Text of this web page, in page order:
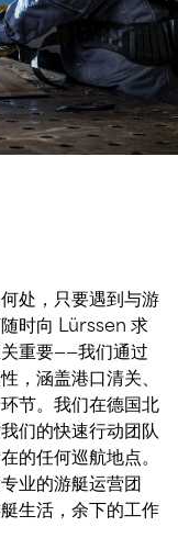
处，只要遇到与游
时向 Lürssen 求
重要——我们通过
，涵盖港口清关、
节。我们在德国北
们的快速行动团队
的任何巡航地点。
业的游艇运营团
生活，余下的工作